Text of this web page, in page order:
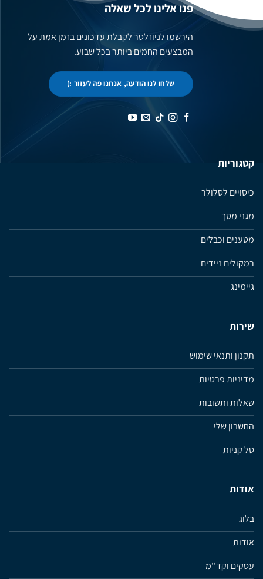
פנו אלינו לכל שאלה
הירשמו לניוזלטר לקבלת עדכונים בזמן אמת על
המבצעים החמים ביותר בכל שבוע.
שלחו לנו הודעה, אנחנו פה לעזור :)
קטגוריות
כיסויים לסלולר
מגני מסך
מטענים וכבלים
רמקולים ניידים
גיימינג
שירות
תקנון ותנאי שימוש
מדיניות פרטיות
שאלות ותשובות
החשבון שלי
סל קניות
אודות
בלוג
אודות
עסקים וקד''מ